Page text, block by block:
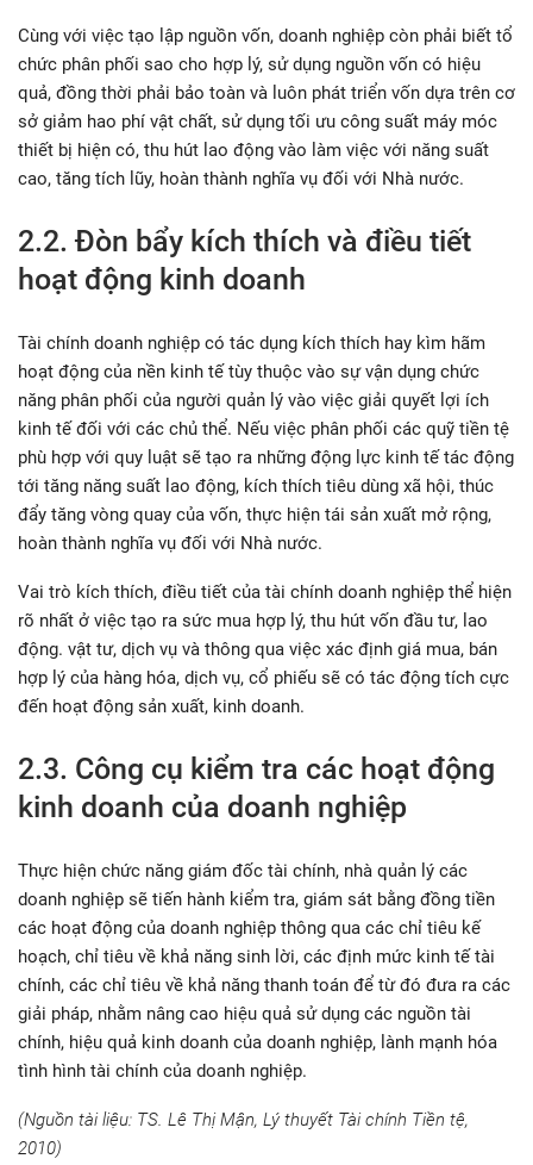
Cùng với việc tạo lập nguồn vốn, doanh nghiệp còn phải biết tổ
chức phân phối sao cho hợp lý, sử dụng nguồn vốn có hiệu
quả, đồng thời phải bảo toàn và luôn phát triển vốn dựa trên cơ
sở giảm hao phí vật chất, sử dụng tối ưu công suất máy móc
thiết bị hiện có, thu hút lao động vào làm việc với năng suất
cao, tăng tích lũy, hoàn thành nghĩa vụ đối với Nhà nước.
2.2. Đòn bẩy kích thích và điều tiết
hoạt động kinh doanh
Tài chính doanh nghiệp có tác dụng kích thích hay kìm hãm
hoạt động của nền kinh tế tùy thuộc vào sự vận dụng chức
năng phân phối của người quản lý vào việc giải quyết lợi ích
kinh tế đối với các chủ thể. Nếu việc phân phối các quỹ tiền tệ
phù hợp với quy luật sẽ tạo ra những động lực kinh tế tác động
tới tăng năng suất lao động, kích thích tiêu dùng xã hội, thúc
đẩy tăng vòng quay của vốn, thực hiện tái sản xuất mở rộng,
hoàn thành nghĩa vụ đối với Nhà nước.
Vai trò kích thích, điều tiết của tài chính doanh nghiệp thể hiện
rõ nhất ở việc tạo ra sức mua hợp lý, thu hút vốn đầu tư, lao
động. vật tư, dịch vụ và thông qua việc xác định giá mua, bán
hợp lý của hàng hóa, dịch vụ, cổ phiếu sẽ có tác động tích cực
đến hoạt động sản xuất, kinh doanh.
2.3. Công cụ kiểm tra các hoạt động
kinh doanh của doanh nghiệp
Thực hiện chức năng giám đốc tài chính, nhà quản lý các
doanh nghiệp sẽ tiến hành kiểm tra, giám sát bằng đồng tiền
các hoạt động của doanh nghiệp thông qua các chỉ tiêu kế
hoạch, chỉ tiêu về khả năng sinh lời, các định mức kinh tế tài
chính, các chỉ tiêu về khả năng thanh toán để từ đó đưa ra các
giải pháp, nhằm nâng cao hiệu quả sử dụng các nguồn tài
chính, hiệu quả kinh doanh của doanh nghiệp, lành mạnh hóa
tình hình tài chính của doanh nghiệp.
(Nguồn tài liệu: TS. Lê Thị Mận, Lý thuyết Tài chính Tiền tệ,
2010)